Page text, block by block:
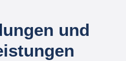
und